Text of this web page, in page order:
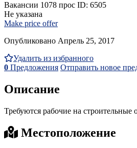
Вакансии 1078 прос ID: 6505
Не указана
Make price offer
Опубликовано Апрель 25, 2017
Удалить из избранного
0 Предложения Отправить новое
Описание
Требуются рабочие на
Местоположение